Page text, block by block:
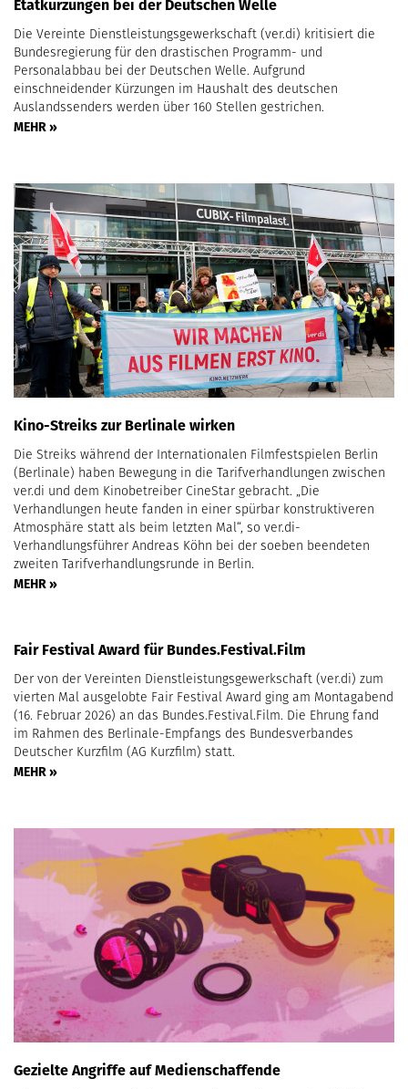
Etatkürzungen bei der Deutschen Welle
Die Vereinte Dienstleistungsgewerkschaft (ver.di) kritisiert die
Bundesregierung für den drastischen Programm- und
Personalabbau bei der Deutschen Welle. Aufgrund
einschneidender Kürzungen im Haushalt des deutschen
Auslandssenders werden über 160 Stellen gestrichen.
MEHR »
Kino-Streiks zur Berlinale wirken
Die Streiks während der Internationalen Filmfestspielen Berlin
(Berlinale) haben Bewegung in die Tarifverhandlungen zwischen
ver.di und dem Kinobetreiber CineStar gebracht. „Die
Verhandlungen heute fanden in einer spürbar konstruktiveren
Atmosphäre statt als beim letzten Mal“, so ver.di-
Verhandlungsführer Andreas Köhn bei der soeben beendeten
zweiten Tarifverhandlungsrunde in Berlin.
MEHR »
Fair Festival Award für Bundes.Festival.Film
Der von der Vereinten Dienstleistungsgewerkschaft (ver.di) zum
vierten Mal ausgelobte Fair Festival Award ging am Montagabend
(16. Februar 2026) an das Bundes.Festival.Film. Die Ehrung fand
im Rahmen des Berlinale-Empfangs des Bundesverbandes
Deutscher Kurzfilm (AG Kurzfilm) statt.
MEHR »
Gezielte Angriffe auf Medienschaffende